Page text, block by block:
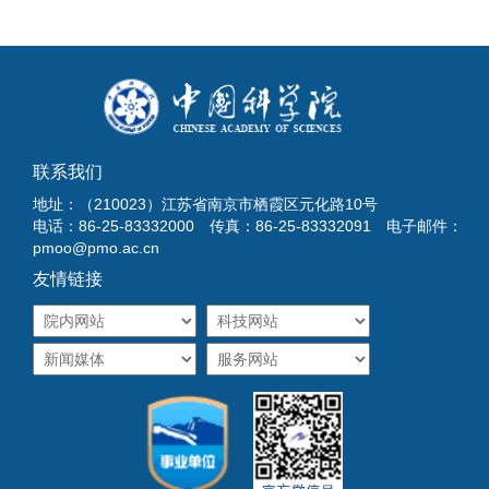
联系我们
地址：（210023）江苏省南京市栖霞区元化路10号
电话：86-25-83332000 传真：86-25-83332091 电子邮件：
pmoo@pmo.ac.cn
友情链接